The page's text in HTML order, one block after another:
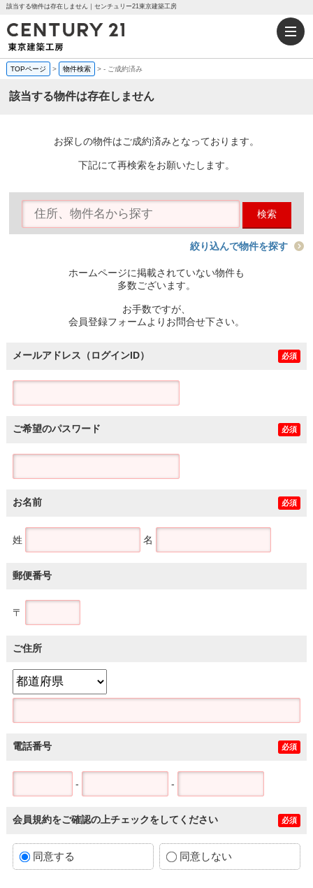
該当する物件は存在しません｜センチュリー21東京建築工房
TOPページ > 物件検索 >- ご成約済み
該当する物件は存在しません
お探しの物件はご成約済みとなっております。
下記にて再検索をお願いたします。
検索
絞り込んで物件を探す
ホームページに掲載されていない物件も
多数ございます。
お手数ですが、
会員登録フォームよりお問合せ下さい。
メールアドレス（ログインID） 必須
ご希望のパスワード 必須
お名前 必須
姓 名
郵便番号
〒
ご住所
電話番号 必須
- -
会員規約をご確認の上チェックをしてください 必須
同意する 同意しない